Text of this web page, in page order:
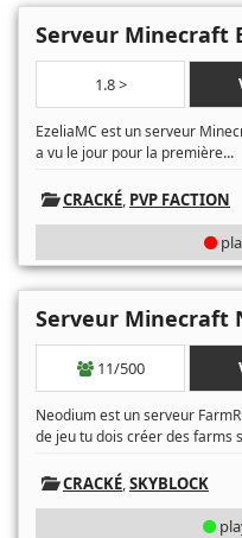
Serveur Minecraft
1.8 >
EzeliaMC est un serveur
a vu le jour pour la première...
CRACKÉ, PVP FACTION
Serveur Minecraft
11/500
Neodium est un serveur
de jeu tu dois créer des farms
CRACKÉ,SKYBLOCK